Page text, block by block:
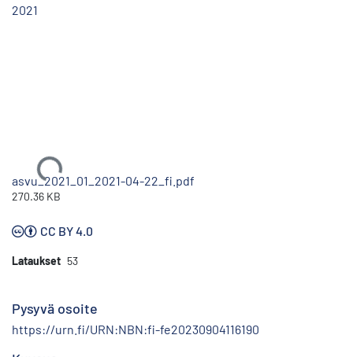
2021
Ladataan...
asvu_2021_01_2021-04-22_fi.pdf
270.36 KB
CC BY 4.0
Lataukset 53
Pysyvä osoite
https://urn.fi/URN:NBN:fi-fe20230904116190